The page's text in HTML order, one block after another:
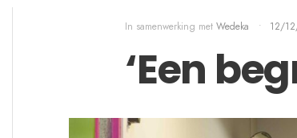
In samenwerking met Wedeka • 12/
‘Een